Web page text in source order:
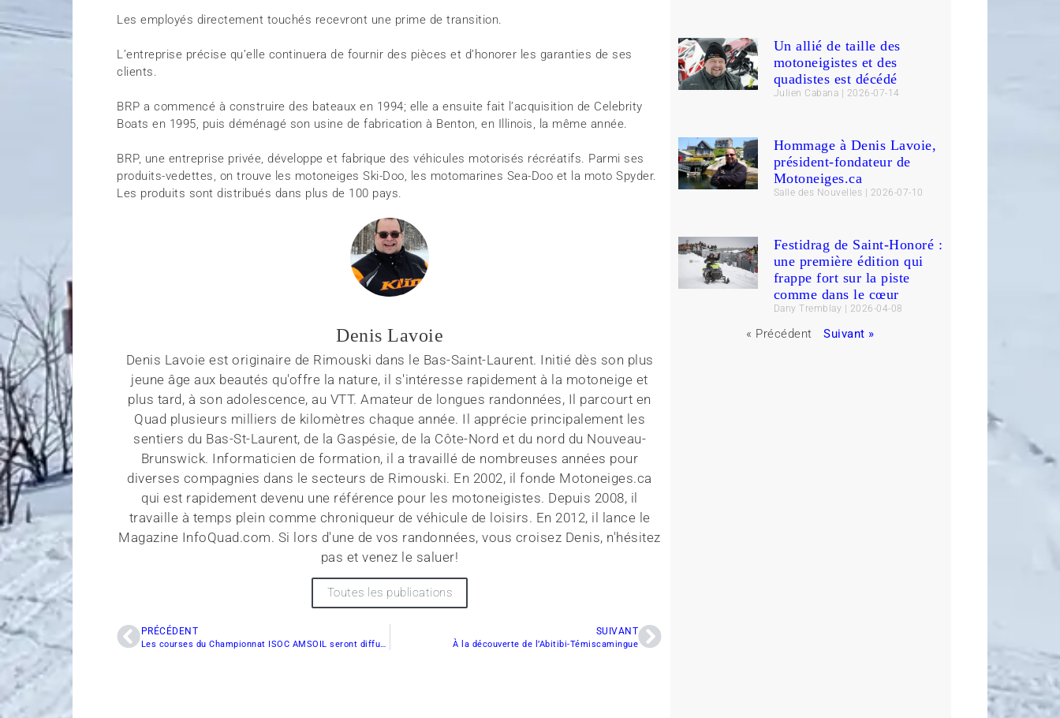
Les employés directement touchés recevront une prime de transition.
L’entreprise précise qu’elle continuera de fournir des pièces et d’honorer les garanties de ses
clients.
BRP a commencé à construire des bateaux en 1994; elle a ensuite fait l’acquisition de Celebrity
Boats en 1995, puis déménagé son usine de fabrication à Benton, en Illinois, la même année.
BRP, une entreprise privée, développe et fabrique des véhicules motorisés récréatifs. Parmi ses
produits-vedettes, on trouve les motoneiges Ski-Doo, les motomarines Sea-Doo et la moto Spyder.
Les produits sont distribués dans plus de 100 pays.
Denis Lavoie
Denis Lavoie est originaire de Rimouski dans le Bas-Saint-Laurent. Initié dès son plus
jeune âge aux beautés qu'offre la nature, il s'intéresse rapidement à la motoneige et
plus tard, à son adolescence, au VTT. Amateur de longues randonnées, Il parcourt en
Quad plusieurs milliers de kilomètres chaque année. Il apprécie principalement les
sentiers du Bas-St-Laurent, de la Gaspésie, de la Côte-Nord et du nord du Nouveau-
Brunswick. Informaticien de formation, il a travaillé de nombreuses années pour
diverses compagnies dans le secteurs de Rimouski. En 2002, il fonde Motoneiges.ca
qui est rapidement devenu une référence pour les motoneigistes. Depuis 2008, il
travaille à temps plein comme chroniqueur de véhicule de loisirs. En 2012, il lance le
Magazine InfoQuad.com. Si lors d'une de vos randonnées, vous croisez Denis, n'hésitez
pas et venez le saluer!
Toutes les publications
PRÉCÉDENT
Les courses du Championnat ISOC AMSOIL seront diffusées sur le réseau des sports de CBS
SUIVANT
À la découverte de l’Abitibi-Témiscamingue
Un allié de taille des
motoneigistes et des
quadistes est décédé
Julien Cabana 2026-07-14
Hommage à Denis Lavoie,
président-fondateur de
Motoneiges.ca
Salle des Nouvelles 2026-07-10
Festidrag de Saint-Honoré :
une première édition qui
frappe fort sur la piste
comme dans le cœur
Dany Tremblay 2026-04-08
« Précédent Suivant »